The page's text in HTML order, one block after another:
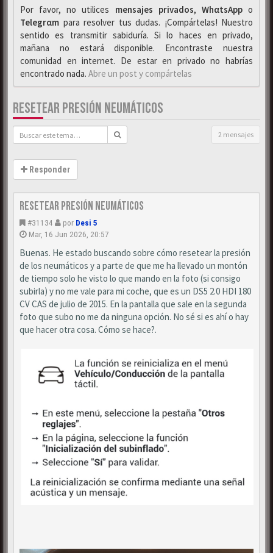
Por favor, no utilices mensajes privados, WhαtsAppo
Telegrαm para resolver tus dudas. ¡Compártelas! Nuestro
sentido es transmitir sabiduría. Si lo haces en privado,
mañana no estará disponible. Encontraste nuestra
comunidad en internet. De estar en privado no habrías
encontrado nada. Abre un post y compártelas
RESETEAR PRESIÓN NEUMÁTICOS
2 mensajes
Responder
Resetear presión neumáticos
#31134 por Desi 5
Mar, 16 Jun 2026, 20:57
Buenas. He estado buscando sobre cómo resetear la presión
de los neumáticos y a parte de que me ha llevado un montón
de tiempo solo he visto lo que mando en la foto (si consigo
subirla) y no me vale para mi coche, que es un DS5 2.0 HDI 180
CV CAS de julio de 2015. En la pantalla que sale en la segunda
foto que subo no me da ninguna opción. No sé si es ahí o hay
que hacer otra cosa. Cómo se hace?.